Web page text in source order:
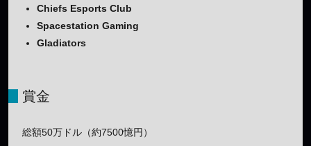
Chiefs Esports Club
Spacestation Gaming
Gladiators
賞金
総額50万ドル（約7500憶円）